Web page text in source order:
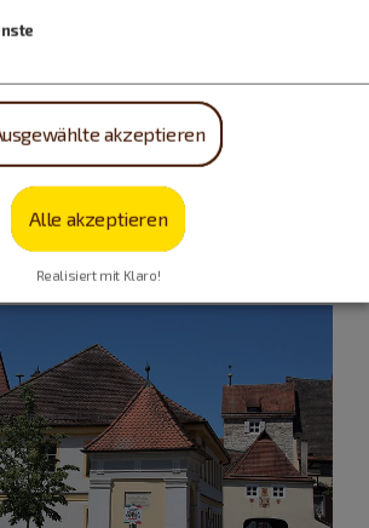
akzeptieren
Alle akzeptieren
Realisiert mit Klaro!